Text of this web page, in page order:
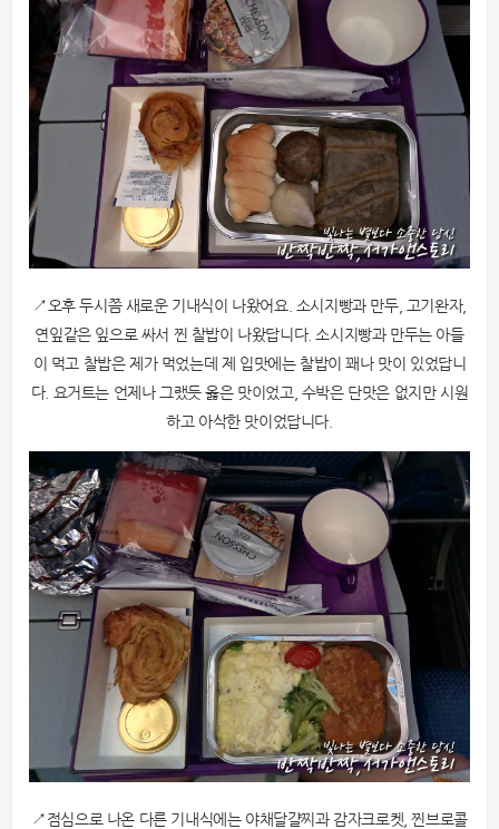
↗오후 두시쯤 새로운 기내식이 나왔어요. 소시지빵과 만두, 고기완자,
연잎같은 잎으로 싸서 찐 찰밥이 나왔답니다. 소시지빵과 만두는 아들
이 먹고 찰밥은 제가 먹었는데 제 입맛에는 찰밥이 꽤나 맛이 있었답니
다. 요거트는 언제나 그랬듯 옳은 맛이었고, 수박은 단맛은 없지만 시원
하고 아삭한 맛이었답니다.
↗점심으로 나온 다른 기내식에는 야채달걀찌과 감자크로켓, 찐브로콜